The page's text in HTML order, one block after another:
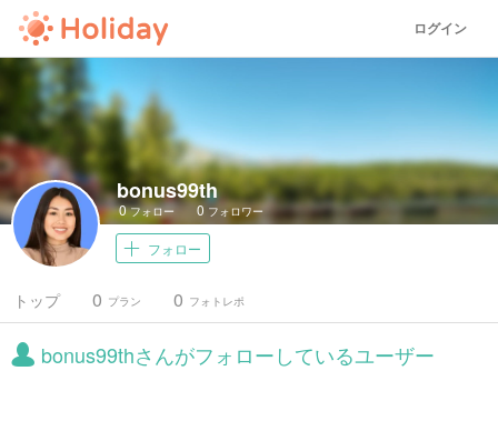
ログイン
bonus99th
0フォロー 0 フォロワー
フォロー
トップ プラン
0 フォトレポ
0
bonus99thさんがフォローしているユーザー